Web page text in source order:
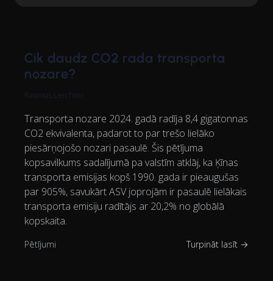
Cik daudz CO2 rada transporta
nozare?
Rasmus Leichter
Transporta nozare 2024. gadā radīja 8,4 gigatonnas
CO2 ekvivalenta, padarot to par trešo lielāko
piesārņojošo nozari pasaulē. Šis pētījuma
kopsavilkums sadalījumā pa valstīm atklāj, ka Ķīnas
transporta emisijas kopš 1990. gada ir pieaugušas
par 905%, savukārt ASV joprojām ir pasaulē lielākais
transporta emisiju radītājs ar 20,2% no globālā
kopskaita.
Pētījumi Turpināt lasīt →